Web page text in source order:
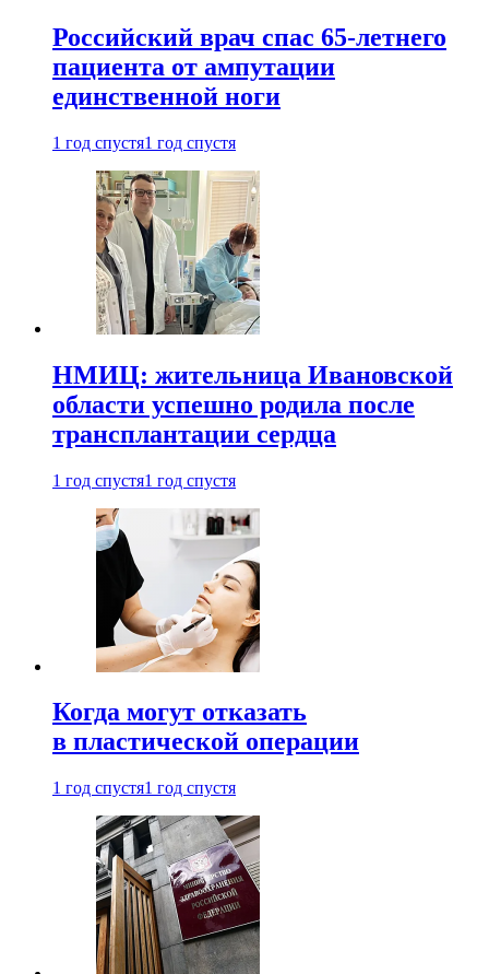
Российский врач спас 65-летнего
пациента от ампутации
единственной ноги
1 год спустя1 год спустя
НМИЦ: жительница Ивановской
области успешно родила после
трансплантации сердца
1 год спустя1 год спустя
Когда могут отказать
в пластической операции
1 год спустя1 год спустя